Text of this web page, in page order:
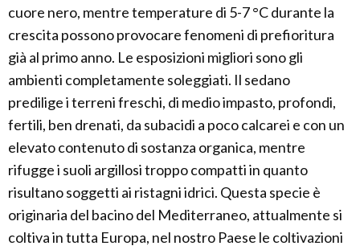
cuore nero, mentre temperature di 5-7 °C durante la
crescita possono provocare fenomeni di prefioritura
già al primo anno. Le esposizioni migliori sono gli
ambienti completamente soleggiati. Il sedano
predilige i terreni freschi, di medio impasto, profondi,
fertili, ben drenati, da subacidi a poco calcarei e con un
elevato contenuto di sostanza organica, mentre
rifugge i suoli argillosi troppo compatti in quanto
risultano soggetti ai ristagni idrici. Questa specie è
originaria del bacino del Mediterraneo, attualmente si
coltiva in tutta Europa, nel nostro Paese le coltivazioni